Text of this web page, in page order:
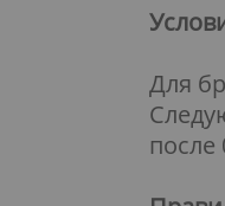
Для
после